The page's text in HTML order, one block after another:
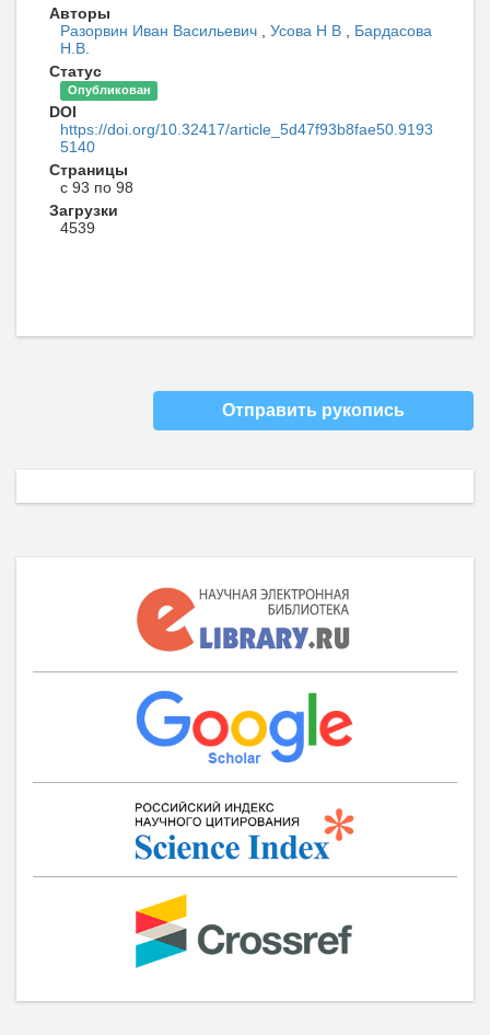
Авторы
Разорвин Иван Васильевич , Усова Н В , Бардасова
Н.В.
Статус
Опубликован
DOI
https://doi.org/10.32417/article_5d47f93b8fae50.9193
5140
Страницы
с 93 по 98
Загрузки
4539
Отправить рукопись